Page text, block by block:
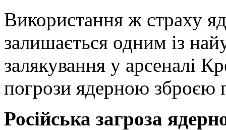
Використання ж страху
залишається одним із
залякування у арсеналі
погрози ядерною зброєю
Російська загроза